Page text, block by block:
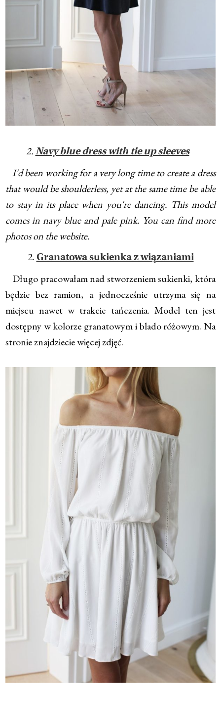
2. Navy blue dress with tie up sleeves
I'd been working for a very long time to create a dress
that would be shoulderless, yet at the same time be able
to stay in its place when you're dancing. This model
comes in navy blue and pale pink. You can find more
photos on the website.
2. Granatowa sukienka z wiązaniami
Długo pracowałam nad stworzeniem sukienki, która
będzie bez ramion, a jednocześnie utrzyma się na
miejscu nawet w trakcie tańczenia. Model ten jest
dostępny w kolorze granatowym i blado różowym. Na
stronie znajdziecie więcej zdjęć.